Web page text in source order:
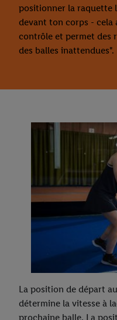
positionner la raquette
devant ton corps - cela
contrôle et permet des
des balles inattendues".
La position de départ
détermine la vitesse à
prochaine balle. La